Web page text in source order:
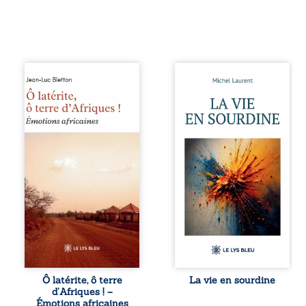
Ô latérite, ô terre
d’Afriques ! est un
poétique et
authentique aux
paysages, aux
émotions brutes
d’un continent en
entre traditions et
modernité. Des
souvenirs intimes
– la pluie à
Namoungou, le
baobab de
Zagtouli – aux
portraits
marquants –
Thomas Sankara,
Ô latérite, ô terre
d’Afriques ! –
Émotions africaines
Nina et Pierre se
très jeunes,
presque par
hasard, et se sont
aimés simplement,
persuadés que la
présence de
l’autre suffirait. Ils
mènent une
existence
modeste, rythmée
par le travail, la
fatigue et les
de la mère de
vivent, fragilise un
équilibre déjà
La vie en sourdine